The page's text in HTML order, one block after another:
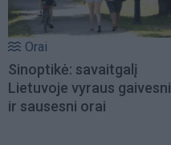
Orai
Sinoptikė: savaitgalį
Lietuvoje vyraus gaivesni
ir sausesni orai